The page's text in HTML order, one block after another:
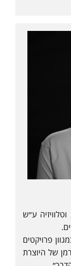
ע״ש
פרויקטים
של היוצרת